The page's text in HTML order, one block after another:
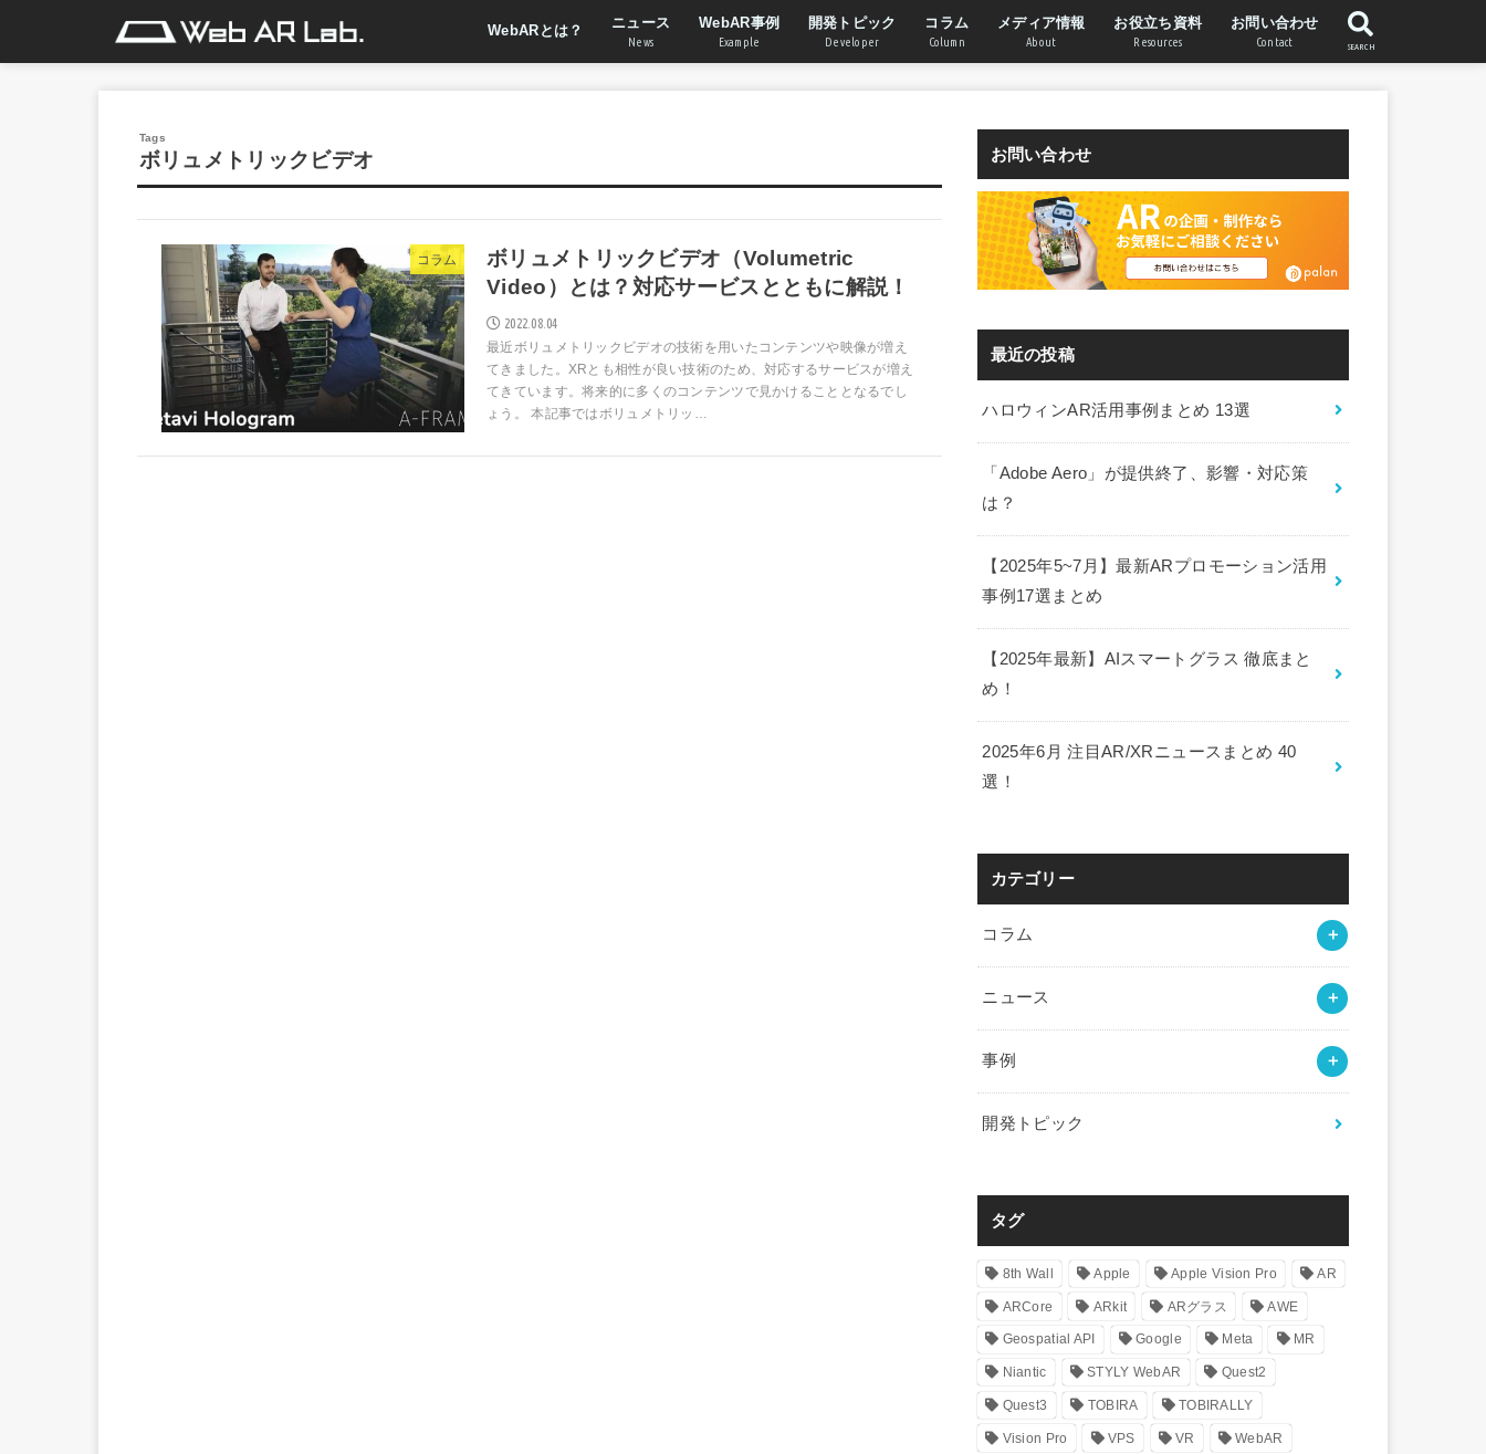
WebARとは？ ニュース
News
WebAR事例
Example
開発トピック
Developer
コラム
Column
メディア情報
About
お役立ち資料
Resources
お問い合わせ
Contact SEARCH
ボリュメトリックビデオ
コラム
ボリュメトリックビデオ（Volumetric
Video）とは？対応サービスとともに解説！
2022.08.04
最近ボリュメトリックビデオの技術を用いたコンテンツや映像が増え
てきました。XRとも相性が良い技術のため、対応するサービスが増え
てきています。将来的に多くのコンテンツで見かけることとなるでし
ょう。 本記事ではボリュメトリッ…
お問い合わせ
最近の投稿
ハロウィンAR活用事例まとめ 13選
「Adobe Aero」が提供終了、影響・対応策
は？
【2025年5~7月】最新ARプロモーション活用
事例17選まとめ
【2025年最新】AIスマートグラス 徹底まと
め！
2025年6月 注目AR/XRニュースまとめ 40
選！
カテゴリー
コラム
ニュース
事例
開発トピック
タグ
8th Wall Apple Apple Vision Pro AR
ARCore ARkit ARグラス AWE
Geospatial API Google Meta MR
Niantic STYLY WebAR Quest2
Quest3 TOBIRA TOBIRALLY
Vision Pro VPS VR WebAR